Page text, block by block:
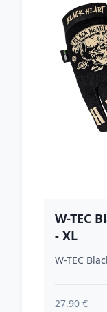
W-TEC
- XL
W-TEC
27.90 €